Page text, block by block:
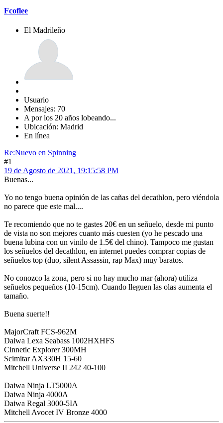
Fcoflee
El Madrileño
Usuario
Mensajes: 70
A por los 20 años lobeando...
Ubicación: Madrid
En línea
Re:Nuevo en Spinning
#1
19 de Agosto de 2021, 19:15:58 PM
Buenas...
Yo no tengo buena opinión de las cañas del decathlon, pero viéndola
no parece que este mal....
Te recomiendo que no te gastes 20€ en un señuelo, desde mi punto
de vista no son mejores cuanto más cuesten (yo he pescado una
buena lubina con un vinilo de 1.5€ del chino). Tampoco me gustan
los señuelos del decathlon, en internet puedes comprar copias de
señuelos top (duo, silent Assassin, rap Max) muy baratos.
No conozco la zona, pero si no hay mucho mar (ahora) utiliza
señuelos pequeños (10-15cm). Cuando lleguen las olas aumenta el
tamaño.
Buena suerte!!
MajorCraft FCS-962M
Daiwa Lexa Seabass 1002HXHFS
Cinnetic Explorer 300MH
Scimitar AX330H 15-60
Mitchell Universe II 242 40-100
Daiwa Ninja LT5000A
Daiwa Ninja 4000A
Daiwa Regal 3000-5IA
Mitchell Avocet IV Bronze 4000